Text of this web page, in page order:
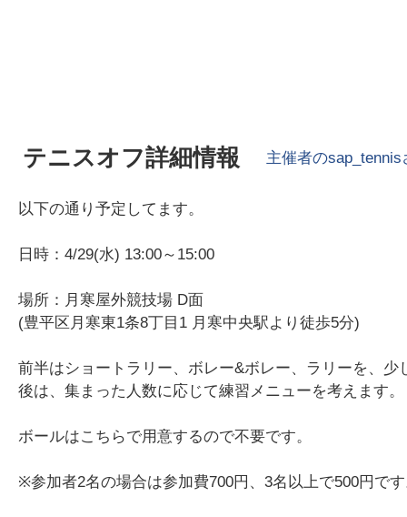
テニスオフ詳細情報 主催者のsap_tennis
以下の通り予定してます。
日時：4/29(水) 13:00～15:00
場所：月寒屋外競技場 D面
(豊平区月寒東1条8丁目1 月寒中央駅より徒歩5分)
前半はショートラリー、ボレー&ボレー、ラリーを、
後は、集まった人数に応じて練習メニューを考えます。
ボールはこちらで用意するので不要です。
※参加者2名の場合は参加費700円、3名以上で500円です